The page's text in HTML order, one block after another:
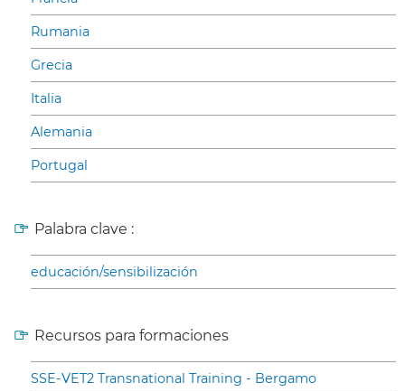
Rumania
Grecia
Italia
Alemania
Portugal
Palabra clave :
educación/sensibilización
Recursos para formaciones
SSE-VET2 Transnational Training - Bergamo